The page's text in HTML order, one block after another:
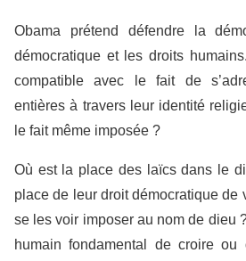
Obama prétend défendre la
démocratique et les droits
compatible avec le fait de
entières à travers leur identité
le fait même imposée ?
Où est la place des laïcs dans le
place de leur droit démocratique de
se les voir imposer au nom de dieu
humain fondamental de croire